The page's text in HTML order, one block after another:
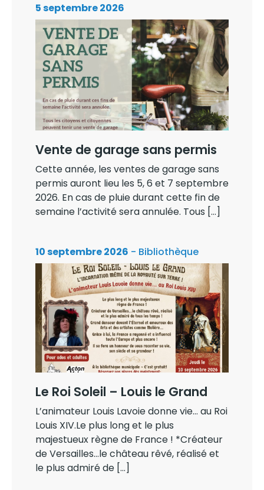
5 septembre 2026
Vente de garage sans permis
Cette année, les ventes de garage sans
permis auront lieu les 5, 6 et 7 septembre
2026. En cas de pluie durant cette fin de
semaine l’activité sera annulée. Tous […]
10 septembre 2026 - Bibliothèque
Le Roi Soleil – Louis le Grand
L’animateur Louis Lavoie donne vie… au Roi
Louis XIV.Le plus long et le plus
majestueux règne de France ! *Créateur
de Versailles…le château rêvé, réalisé et
le plus admiré de […]